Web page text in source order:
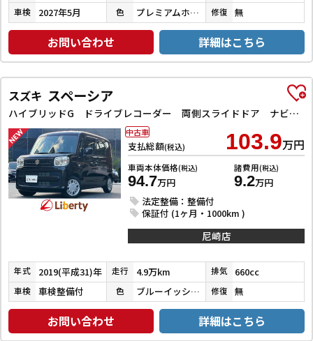
車検 2027年5月 色 プレミアムホワイトパールⅡ 修復 無
お問い合わせ 詳細はこちら
スズキ スペーシア
ハイブリッドG ドライブレコーダー 両側スライドドア ナビ TV オートライト スマートキー アイドリングストップ 電動格納ミラー ベンチシート CVT ABS ESC CD エアコン パワーウィンドウ
支払総額(税込) 103.9万円
車両本体価格(税込)
94.7万円
諸費用(税込)
9.2万円
法定整備：整備付
保証付 (1ヶ月・1000km )
中古車
尼崎店
年式 2019(平成31)年 走行 4.9万km 排気 660cc
車検 車検整備付 色 ブルーイッシュブラックパール３ 修復 無
お問い合わせ 詳細はこちら